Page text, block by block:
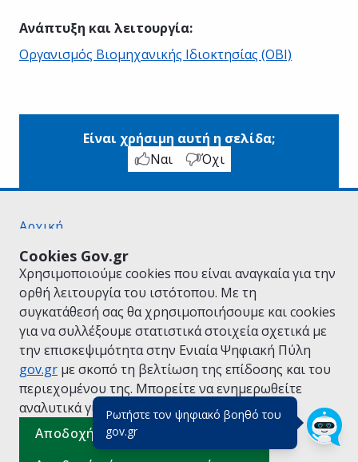
Ρωτήστε τον ψηφιακό βοηθό του
gov.gr(πάτησε για κλείσιμο)
Cookies Gov.gr
Χρησιμοποιούμε cookies που είναι αναγκαία για την
ορθή λειτουργία του ιστότοπου. Με τη
συγκατάθεσή σας θα χρησιμοποιήσουμε και cookies
για να συλλέξουμε στατιστικά στοιχεία σχετικά με
την επισκεψιμότητα στην Ενιαία Ψηφιακή Πύλη
gov.gr με σκοπό τη βελτίωση της επίδοσης και του
περιεχομένου της. Μπορείτε να ενημερωθείτε
αναλυτικά για την Πολιτική Cookies.
Αποδοχή όλων
Ανάπτυξη και λειτουργία:
Οργανισμός Βιομηχανικής Ιδιοκτησίας (ΟΒΙ)
Είναι χρήσιμη αυτή η σελίδα;
Ναι
Όχι
Αρχική
Όροι Χρήσης
Πολιτική Απορρήτου
Δήλωση προσβασιμότητας
Πολιτική cookies
Προτάσεις για το gov.gr
Υλοποίηση από το Υπουργείο Ψηφιακής
Διακυβέρνησης
Ελληνικά |Αγγλικά